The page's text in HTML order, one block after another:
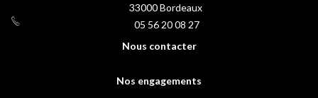
33000Bordeaux
05 56 20 08 27
Nous contacter
Nos engagements